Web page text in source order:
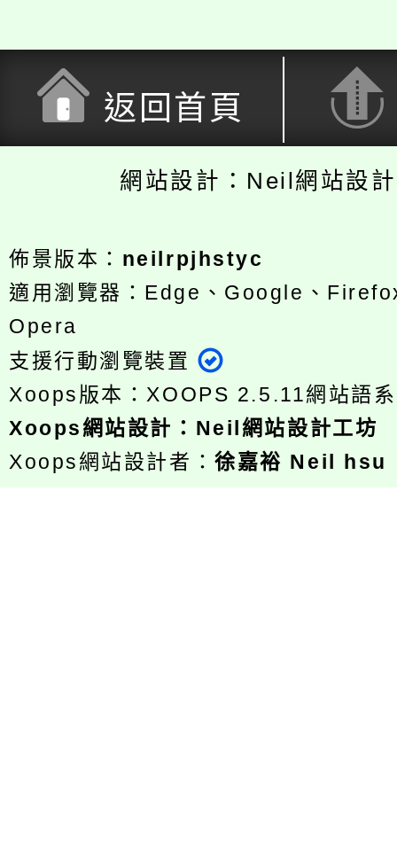
返回首頁
網站設計：Neil網站設
佈景版本： neilrpjhstyc
適用瀏覽器：Edge、Google、
Opera
支援行動瀏覽裝置
Xoops版本： XOOPS 2.5.11網站語
Xoops網站設計 ： Neil網站設計工坊
Xoops網站設計者：徐嘉裕 Neil hsu